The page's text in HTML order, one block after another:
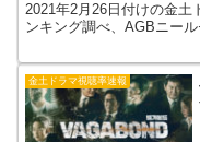
2021年2月26日付けの金土
ンキング調べ、AGBニール
金土ドラマ視聴率速報